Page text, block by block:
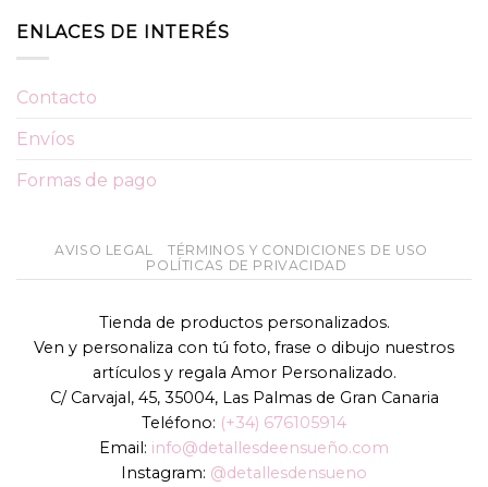
ENLACES DE INTERÉS
Contacto
Envíos
Formas de pago
AVISO LEGAL
TÉRMINOS Y CONDICIONES DE USO
POLÍTICAS DE PRIVACIDAD
Tienda de productos personalizados.
Ven y personaliza con tú foto, frase o dibujo nuestros
artículos y regala Amor Personalizado.
C/ Carvajal, 45, 35004, Las Palmas de Gran Canaria
Teléfono: (+34) 676105914
Email: info@detallesdeensueño.com
Instagram: @detallesdensueno